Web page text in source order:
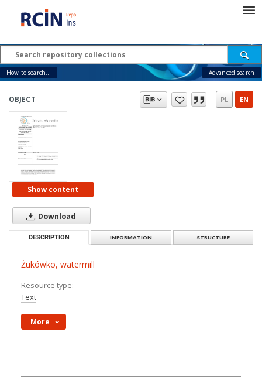
How to search... Advanced search
OBJECT PL EN
Show content
Download
DESCRIPTION INFORMATION STRUCTURE
Żukówko, watermill
Resource type:
Text
More